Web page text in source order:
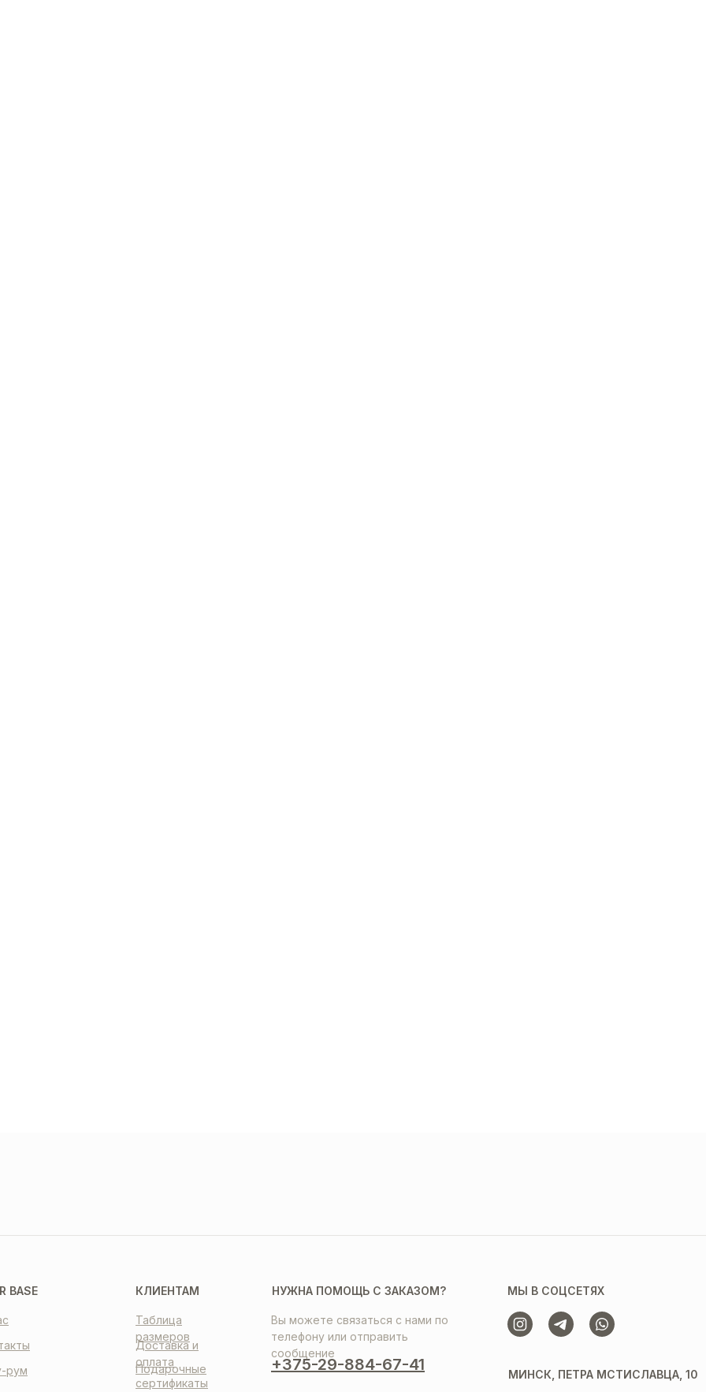
КЛИЕНТАМ
Таблица
размеров
Доставка и
оплата
Подарочные
сертификаты
НУЖНА ПОМОЩЬ С ЗАКАЗОМ?
Вы можете связаться с нами по
телефону или отправить
сообщение
+375-29-884-67-41
МЫ В СОЦСЕТЯХ
МИНСК, ПЕТРА МСТИСЛАВЦА, 10
BASE
рум